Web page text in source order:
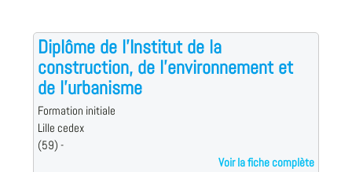
Diplôme de l'Institut de la
construction, de l'environnement et
de l'urbanisme
Formation initiale
Lille cedex
(59) -
Voir la fiche complète